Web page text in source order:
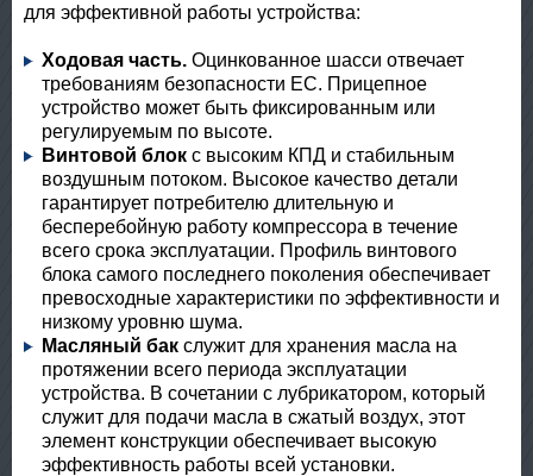
для эффективной работы устройства:
Ходовая часть. Оцинкованное шасси отвечает
требованиям безопасности ЕС. Прицепное
устройство может быть фиксированным или
регулируемым по высоте.
Винтовой блок с высоким КПД и стабильным
воздушным потоком. Высокое качество детали
гарантирует потребителю длительную и
бесперебойную работу компрессора в течение
всего срока эксплуатации. Профиль винтового
блока самого последнего поколения обеспечивает
превосходные характеристики по эффективности и
низкому уровню шума.
Масляный бак служит для хранения масла на
протяжении всего периода эксплуатации
устройства. В сочетании с лубрикатором, который
служит для подачи масла в сжатый воздух, этот
элемент конструкции обеспечивает высокую
эффективность работы всей установки.